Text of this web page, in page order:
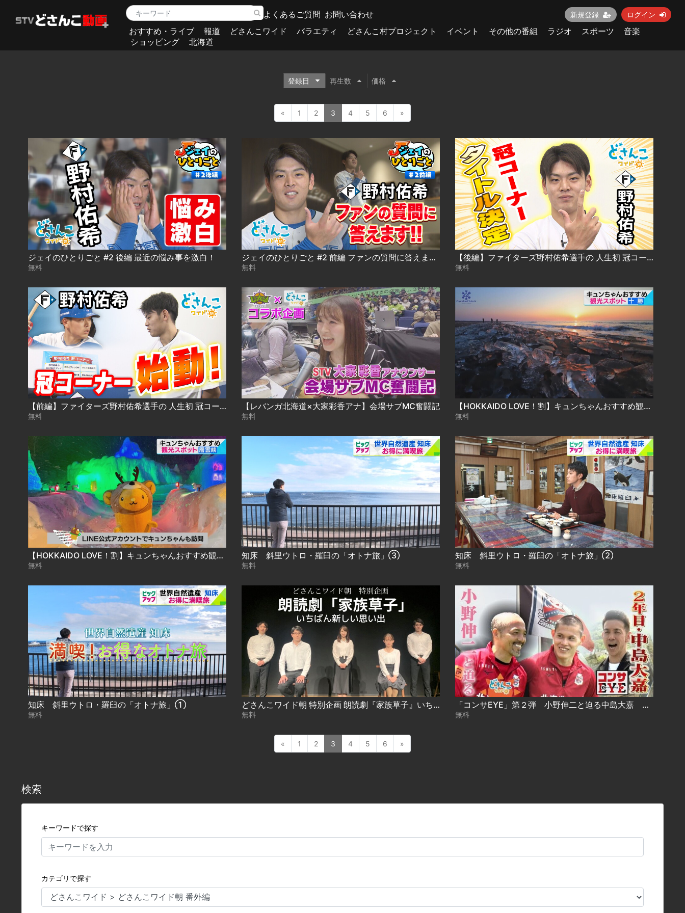
よくあるご質問 お問い合わせ 新規登録 ログイン
おすすめ・ライブ 報道 どさんこワイド バラエティ どさんこ村プロジェクト イベント その他の番組 ラジオ スポーツ
音楽
ショッピング
北海道
登録日 再生数 価格
« 1 2 3 4 5 6 »
ジェイのひとりごと #2 後編 最近の悩み事を激白！
無料
ジェイのひとりごと #2 前編 ファンの質問に答えます！
無料
【後編】ファイターズ野村佑希選手の 人生初 冠コーナー始動！まずはタイトル決め！
無料
【前編】ファイターズ野村佑希選手の 人生初 冠コーナー始動！まずはタイトル決め！
無料
【レバンガ北海道×大家彩香アナ】会場サブMC奮闘記
無料
【HOKKAIDO LOVE！割】キュンちゃんおすすめ観光スポット＃２
無料
【HOKKAIDO LOVE！割】キュンちゃんおすすめ観光スポット＃１
無料
知床 斜里ウトロ・羅臼の「オトナ旅」③
無料
知床 斜里ウトロ・羅臼の「オトナ旅」②
無料
知床 斜里ウトロ・羅臼の「オトナ旅」①
無料
どさんこワイド朝 特別企画 朗読劇『家族草子』いちばん新しい思い出
無料
「コンサEYE」第２弾 小野伸二と迫る中島大嘉 番外編
無料
« 1 2 3 4 5 6 »
検索
キーワードで探す
カテゴリで探す